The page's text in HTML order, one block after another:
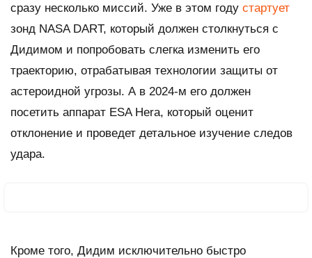
сразу несколько миссий. Уже в этом году стартует
зонд NASA DART, который должен столкнуться с
Дидимом и попробовать слегка изменить его
траекторию, отрабатывая технологии защиты от
астероидной угрозы. А в 2024-м его должен
посетить аппарат ESA Hera, который оценит
отклонение и проведет детальное изучение следов
удара.
Кроме того, Дидим исключительно быстро